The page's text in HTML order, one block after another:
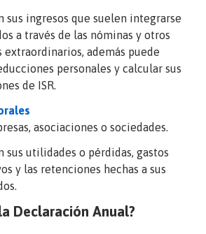
sus ingresos que suelen integrarse
a través de las nóminas y otros
extraordinarios, además puede
personales y calcular sus
de ISR.
asociaciones o sociedades.
sus utilidades o pérdidas, gastos
y las retenciones hechas a sus
Declaración Anual?